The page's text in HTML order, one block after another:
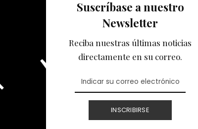
Suscríbase a nuestro
Newsletter
Reciba nuestras últimas noticias
directamente en su correo.
INSCRIBIRSE
núcleos de todo el país.